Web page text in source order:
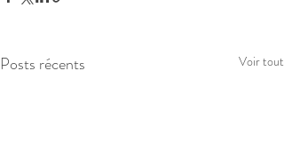
Posts récents Voir tout